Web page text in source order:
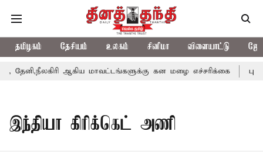
தமிழகம் தேசியம் உலகம் சினிமா விளையாட்டு
ஆகிய மாவட்டங்களுக்கு கன மழை எச்சரிக்கை
இந்தியா கிரிக்கெட் அணி